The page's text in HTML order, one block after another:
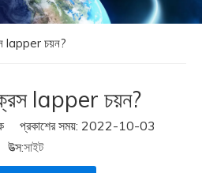
lapper চয়ন?
ক্রস lapper চয়ন?
প্রকাশের সময়: 2022-10-03
উত্স:সাইট